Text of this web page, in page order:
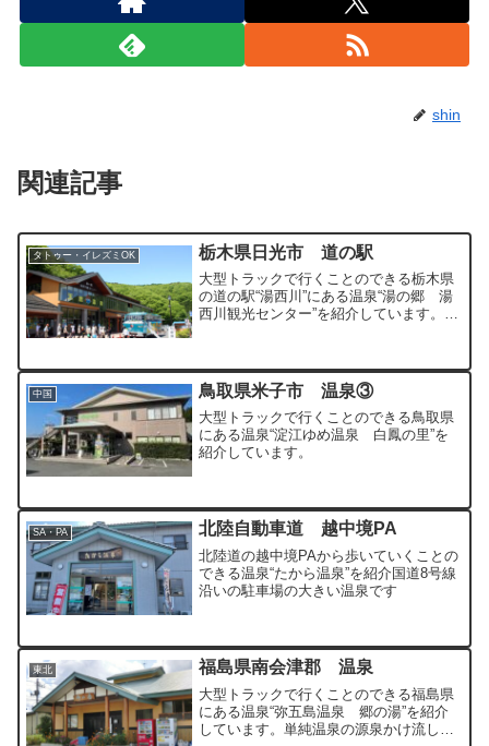
shin
関連記事
タトゥー・イレズミOK 栃木県日光市 道の駅
大型トラックで行くことのできる栃木県
の道の駅“湯西川”にある温泉“湯の郷 湯
西川観光センター”を紹介しています。少
中国 鳥取県米子市 温泉③
大型トラックで行くことのできる鳥取県
にある温泉“淀江ゆめ温泉 白鳳の里”を
紹介しています。
SA・PA 北陸自動車道 越中境PA
北陸道の越中境PAから歩いていくことの
できる温泉“たから温泉”を紹介国道8号線
沿いの駐車場の大きい温泉です
東北 福島県南会津郡 温泉
大型トラックで行くことのできる福島県
にある温泉“弥五島温泉 郷の湯”を紹介
しています。単純温泉の源泉かけ流しで